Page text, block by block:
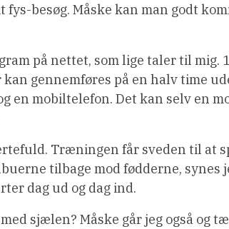
besøg. Måske kan man godt
på nettet, som lige taler til mig.
gennemføres på en halv time
en mobiltelefon. Det kan selv en
Træningen får sveden til at
tilbage mod fødderne, synes
dag ud og dag ind.
sjælen? Måske går jeg også og